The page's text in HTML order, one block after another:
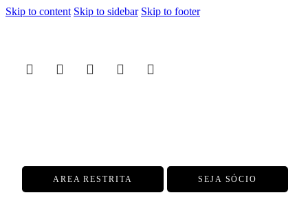
Skip to content Skip to sidebar Skip to footer
AREA RESTRITA SEJA SÓCIO